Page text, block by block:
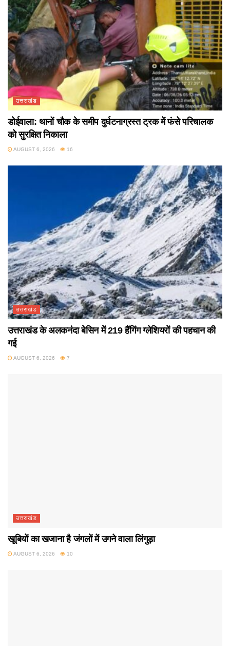
उत्तराखंड
डोईवाला: थानों चौक के समीप दुर्घटनाग्रस्त ट्रक में फंसे परिचालक
को सुरक्षित निकाला
AUGUST 6, 2026 16
उत्तराखंड
उत्तराखंड के अलकनंदा बेसिन में 219 हैंगिंग ग्लेशियरों की पहचान की
गई
AUGUST 6, 2026 7
उत्तराखंड
खूबियों का खजाना है जंगलों में उगने वाला लिंगुड़ा
AUGUST 6, 2026 10